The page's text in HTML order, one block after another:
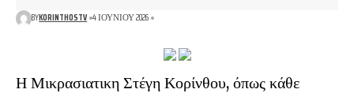
BYKORINTHOSTV 4 ΙΟΥΝΊΟΥ 2026
Η Μικρασιατικη Στέγη Κορίνθου, όπως κάθε